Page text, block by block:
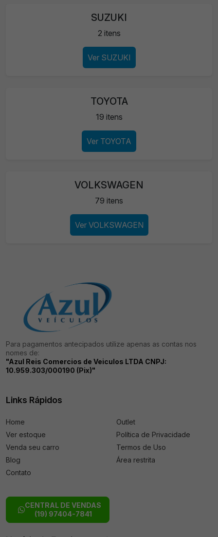
SUZUKI
2 itens
Ver SUZUKI
TOYOTA
19 itens
Ver TOYOTA
VOLKSWAGEN
79 itens
Ver VOLKSWAGEN
Para pagamentos antecipados utilize apenas as contas nos
nomes de:
"Azul Reis Comercios de Veiculos LTDA CNPJ:
10.959.303/000190 (Pix)"
Links Rápidos
Home
Ver estoque
Venda seu carro
Blog
Contato
Outlet
Política de Privacidade
Termos de Uso
Área restrita
CENTRAL DE VENDAS
(19) 97404-7841